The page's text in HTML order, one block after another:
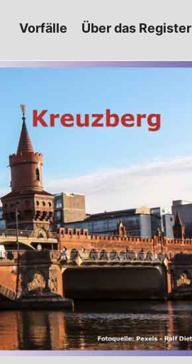
Vorfälle Über das Register